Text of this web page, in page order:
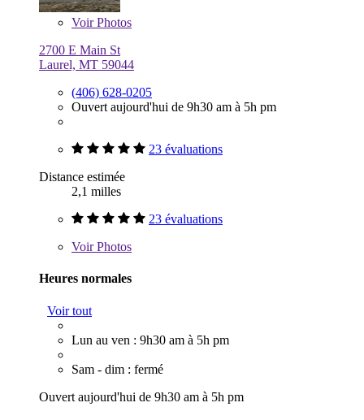
VoirPhotos
2700 E Main St
Laurel, MT 59044
(406) 628-0205
Ouvert aujourd'hui de 9h30 am à 5h pm
23 évaluations
Distance estimée
2,1 milles
23 évaluations
VoirPhotos
Heures normales
Voir tout
Lun au ven : 9h30 am à 5h pm
Sam - dim : fermé
Ouvert aujourd'hui de 9h30 am à 5h pm